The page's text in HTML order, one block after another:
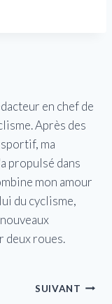
en chef de
Après des
ma
propulsé dans
mon amour
du cyclisme,
deux roues.
SUIVANT